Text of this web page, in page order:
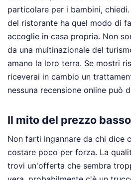
particolare per i bambini,
del ristorante ha quel modo di
accoglie in casa propria. Non
da una multinazionale del
amano la loro terra. Se mostri
riceverai in cambio un
nessuna recensione online può
Il mito del prezzo basso
Non farti ingannare da chi dice
costare poco per forza. La
trovi un'offerta che sembra